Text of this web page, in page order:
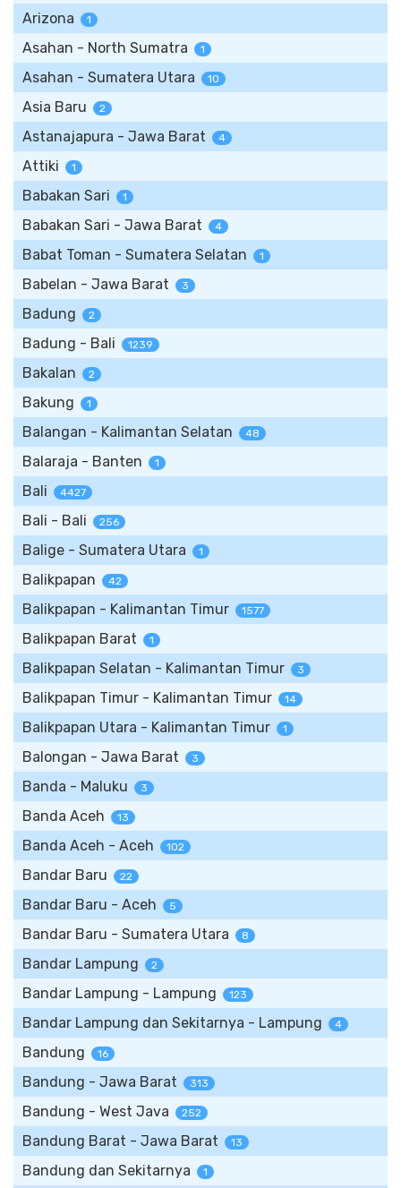
Arizona 1
Asahan - North Sumatra 1
Asahan - Sumatera Utara 10
Asia Baru 2
Astanajapura - Jawa Barat 4
Attiki 1
Babakan Sari 1
Babakan Sari - Jawa Barat 4
Babat Toman - Sumatera Selatan 1
Babelan - Jawa Barat 3
Badung 2
Badung - Bali 1239
Bakalan 2
Bakung 1
Balangan - Kalimantan Selatan 48
Balaraja - Banten 1
Bali 4427
Bali - Bali 256
Balige - Sumatera Utara 1
Balikpapan 42
Balikpapan - Kalimantan Timur 1577
Balikpapan Barat 1
Balikpapan Selatan - Kalimantan Timur 3
Balikpapan Timur - Kalimantan Timur 14
Balikpapan Utara - Kalimantan Timur 1
Balongan - Jawa Barat 3
Banda - Maluku 3
Banda Aceh 13
Banda Aceh - Aceh 102
Bandar Baru 22
Bandar Baru - Aceh 5
Bandar Baru - Sumatera Utara 8
Bandar Lampung 2
Bandar Lampung - Lampung 123
Bandar Lampung dan Sekitarnya - Lampung 4
Bandung 16
Bandung - Jawa Barat 313
Bandung - West Java 252
Bandung Barat - Jawa Barat 13
Bandung dan Sekitarnya 1